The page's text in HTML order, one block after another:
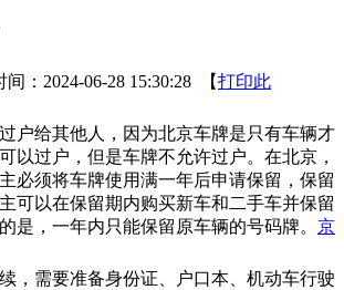
间：2024-06-28 15:30:28 【打印此
户给其他人，因为北京车牌是只有车辆才
以过户，但是车牌不允许过户。在北京，
必须将车牌使用满一年后申请保留，保留
可以在保留期内购买新车和二手车并保留
是，一年内只能保留原车辆的号码牌。 京
，需要准备身份证、户口本、机动车行驶